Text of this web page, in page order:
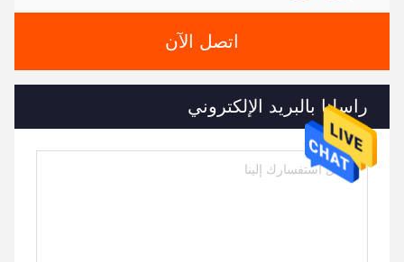
اتصل الآن
راسلنا بالبريد الإلكتروني